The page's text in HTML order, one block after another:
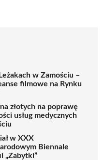
w Zamościu –
filmowe na Rynku
złotych na poprawę
usług medycznych
w XXX
Biennale
„Zabytki”